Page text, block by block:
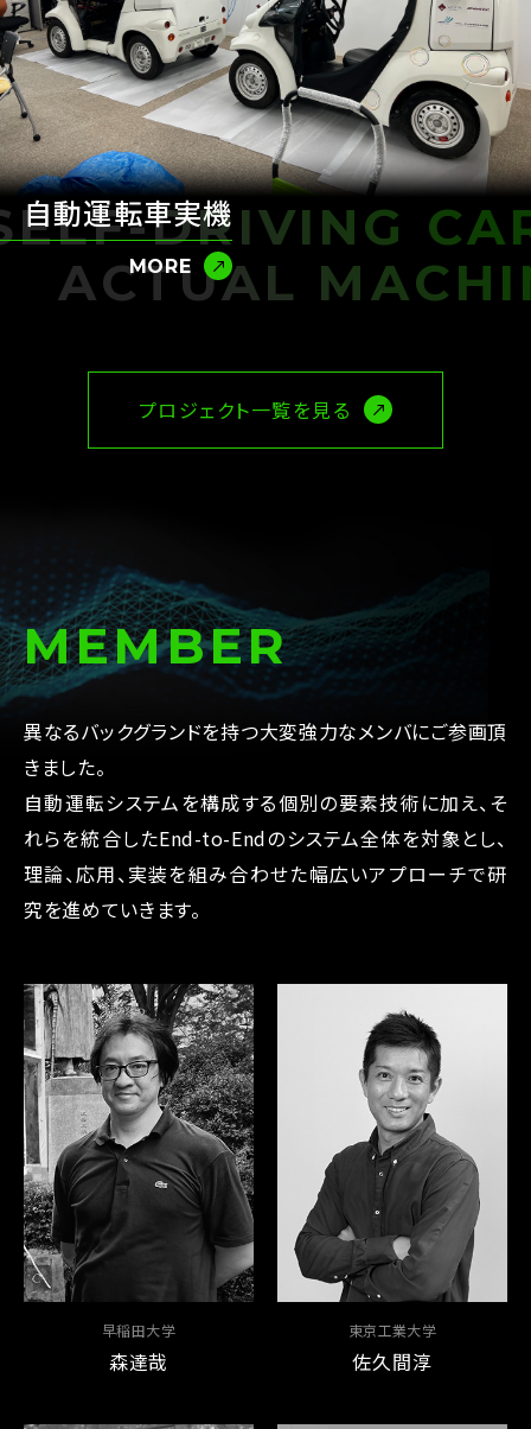
DRIVING
ACTUAL
自動運転車実機
MORE
プロジェクト一覧を見る
MEMBER
異なるバックグランドを持つ大変強力なメンバにご参画頂
きました。
自動運転システムを構成する個別の要素技術に加え、そ
れらを統合したEnd-to-Endのシステム全体を対象とし、
理論、応用、実装を組み合わせた幅広いアプローチで研
究を進めていきます。
早稲田大学
森達哉
東京工業大学
佐久間淳